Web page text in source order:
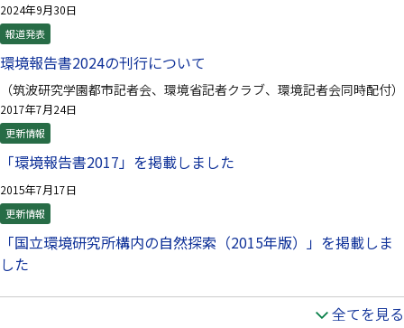
2024年9月30日
報道発表
環境報告書2024の刊行について
（筑波研究学園都市記者会、環境省記者クラブ、環境記者会同時配付）
2017年7月24日
更新情報
「環境報告書2017」を掲載しました
2015年7月17日
更新情報
「国立環境研究所構内の自然探索（2015年版）」を掲載しま
した
全てを見る